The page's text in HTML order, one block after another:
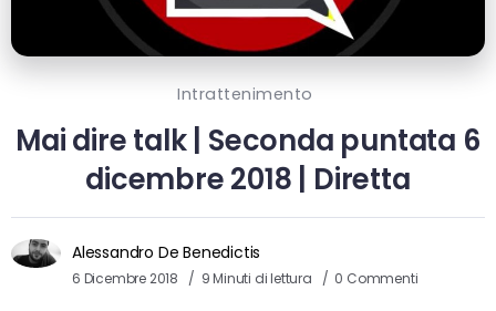
Intrattenimento
Mai dire talk | Seconda puntata 6
dicembre 2018 | Diretta
Alessandro De Benedictis
6 Dicembre 2018 9 Minuti di lettura 0 Commenti